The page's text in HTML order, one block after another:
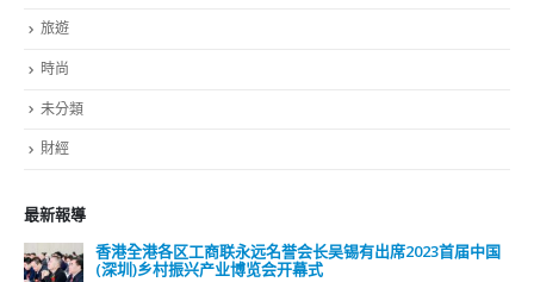
旅遊
時尚
未分類
財經
最新報導
選舉日踴躍投票 文: 朱家健
2023-11-30